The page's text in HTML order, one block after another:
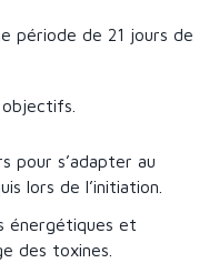
période de 21 jours de
pour s’adapter au
lors de l’initiation.
énergétiques et
des toxines.